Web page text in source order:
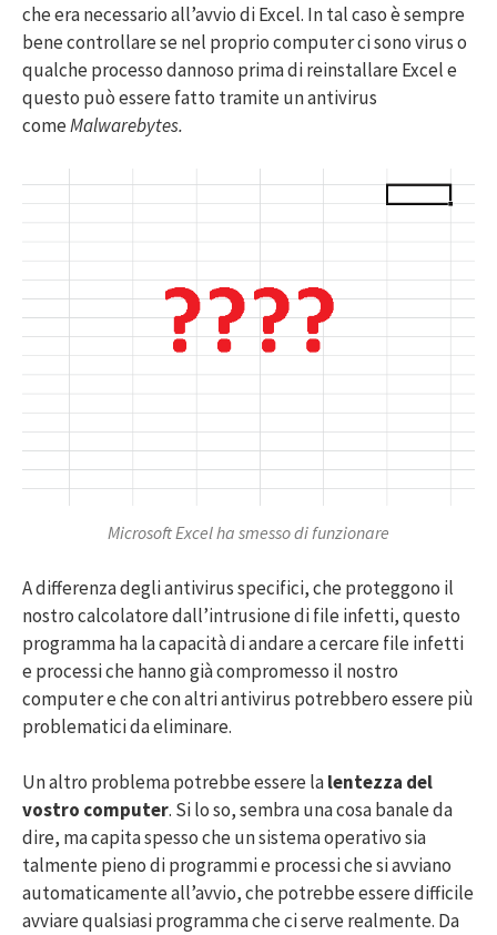
che era necessario all’avvio di Excel. In tal caso è sempre
bene controllare se nel proprio computer ci sono virus o
qualche processo dannoso prima di reinstallare Excel e
questo può essere fatto tramite un antivirus
comeMalwarebytes.
Microsoft Excel ha smesso di funzionare
A differenza degli antivirus specifici, che proteggono il
nostro calcolatore dall’intrusione di file infetti, questo
programma ha la capacità di andare a cercare file infetti
e processi che hanno già compromesso il nostro
computer e che con altri antivirus potrebbero essere più
problematici da eliminare.
Un altro problema potrebbe essere lalentezza del
vostro computer. Si lo so, sembra una cosa banale da
dire, ma capita spesso che un sistema operativo sia
talmente pieno di programmi e processi che si avviano
automaticamente all’avvio, che potrebbe essere difficile
avviare qualsiasi programma che ci serve realmente. Da